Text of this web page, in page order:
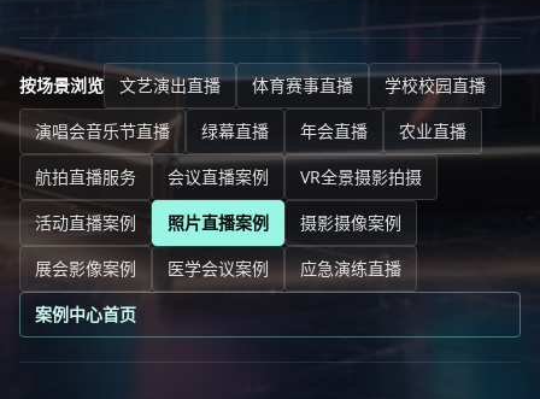
按场景浏览 文艺演出直播 体育赛事直播
学校校园直播
演唱会音乐节直播
绿幕直播 年会直播
农业直播
航拍直播服务
会议直播案例
VR全景摄影拍摄
活动直播案例
照片直播案例
摄影摄像案例
展会影像案例
医学会议案例
应急演练直播
案例中心首页